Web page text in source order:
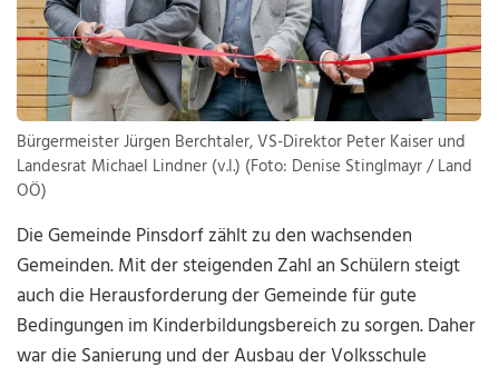
Bürgermeister Jürgen Berchtaler, VS-Direktor Peter Kaiser und
Landesrat Michael Lindner (v.l.) (Foto: Denise Stinglmayr / Land
OÖ)
Die Gemeinde Pinsdorf zählt zu den wachsenden
Gemeinden. Mit der steigenden Zahl an Schülern steigt
auch die Herausforderung der Gemeinde für gute
Bedingungen im Kinderbildungsbereich zu sorgen. Daher
war die Sanierung und der Ausbau der Volksschule